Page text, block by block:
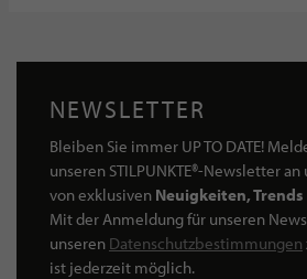
NEWSLETTER
Bleiben Sie immer UP TO DATE!
unseren STILPUNKTE®-Newsletter
von exklusiven Neuigkeiten, Trends
Mit der Anmeldung für unseren
unseren Datenschutzbestimmungen
ist jederzeit möglich.